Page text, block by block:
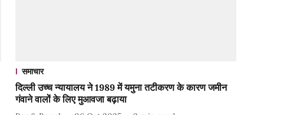
समाचार
दिल्ली उच्च न्यायालय ने 1989 में यमुना तटीकरण के कारण जमीन
गंवाने वालों के लिए मुआवजा बढ़ाया